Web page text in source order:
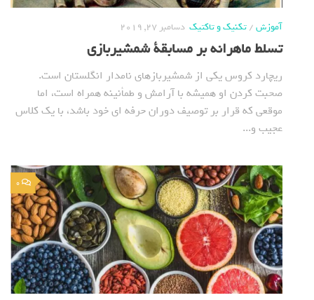
آموزش/تکنیک و تاکتیک دسامبر 27, 2019
تسلط ماهرانه بر مسابقة شمشیربازی
ریچارد کروس یکی از شمشیربازهای نامدار انگلستان است.
صحبت کردن او همیشه با آرامش و طمأنینه همراه است، اما
موقعی که قرار بر توصیف دوران حرفه ای خود باشد، با یک کلاس
عجیب و...
0